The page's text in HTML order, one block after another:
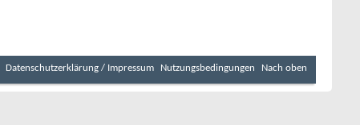
Datenschutzerklärung / Impressum Nutzungsbedingungen Nach oben